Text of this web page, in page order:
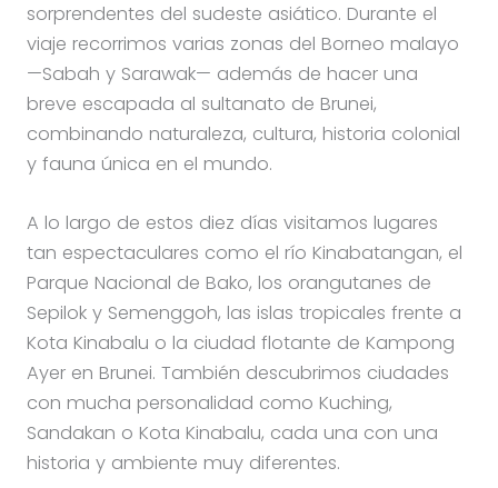
sorprendentes del sudeste asiático. Durante el
viaje recorrimos varias zonas del Borneo malayo
—Sabah y Sarawak— además de hacer una
breve escapada al sultanato de Brunei,
combinando naturaleza, cultura, historia colonial
y fauna única en el mundo.
A lo largo de estos diez días visitamos lugares
tan espectaculares como el río Kinabatangan, el
Parque Nacional de Bako, los orangutanes de
Sepilok y Semenggoh, las islas tropicales frente a
Kota Kinabalu o la ciudad flotante de Kampong
Ayer en Brunei. También descubrimos ciudades
con mucha personalidad como Kuching,
Sandakan o Kota Kinabalu, cada una con una
historia y ambiente muy diferentes.